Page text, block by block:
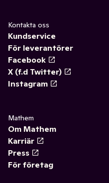
Kontakta oss
Kundservice
För leverantörer
Facebook
X (f.d Twitter)
Instagram
Mathem
Om Mathem
Karriär
Press
För företag